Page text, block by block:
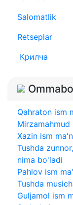
Salomatlik
Retseplar
Крилча
Qahraton ism
Mirzamahmud
Xazin ism
Tushda
nima bo'ladi
Pahlov ism
Tushda
Guljamol ism